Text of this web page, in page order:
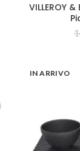
VILLEROY
IN ARRIVO